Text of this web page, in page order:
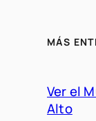
MÁS
Ver el
Alto